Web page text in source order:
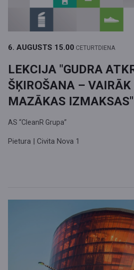
6. AUGUSTS 15.00 CETURTDIENA
LEKCIJA "GUDRA
ŠĶIROŠANA – VAIRĀK
MAZĀKAS IZMAKSAS"
AS “CleanR Grupa”
Pietura | Civita Nova 1